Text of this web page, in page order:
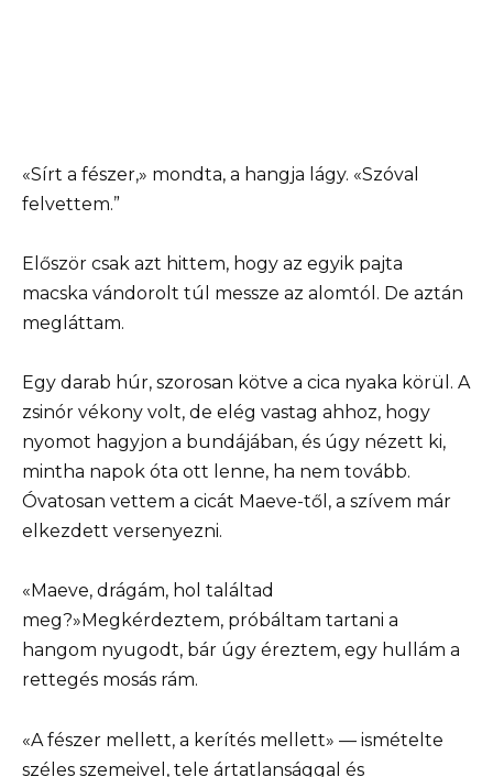
«Sírt a fészer,» mondta, a hangja lágy. «Szóval
felvettem.”
Először csak azt hittem, hogy az egyik pajta
macska vándorolt túl messze az alomtól. De aztán
megláttam.
Egy darab húr, szorosan kötve a cica nyaka körül. A
zsinór vékony volt, de elég vastag ahhoz, hogy
nyomot hagyjon a bundájában, és úgy nézett ki,
mintha napok óta ott lenne, ha nem tovább.
Óvatosan vettem a cicát Maeve-től, a szívem már
elkezdett versenyezni.
«Maeve, drágám, hol találtad
meg?»Megkérdeztem, próbáltam tartani a
hangom nyugodt, bár úgy éreztem, egy hullám a
rettegés mosás rám.
«A fészer mellett, a kerítés mellett» — ismételte
széles szemeivel, tele ártatlansággal és